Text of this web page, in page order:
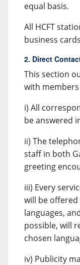
equal basis.
All HCFT
business
2. Direct
This section
with
i) All
be answered
ii) The
staff in both
greeting
iii) Every
will be
languages,
possible, will
chosen
iv) Publicity